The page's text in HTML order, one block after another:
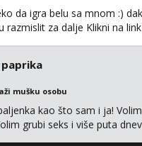
da igra belu sa mnom :)
razmislit za dalje Klikni na
paprika
mušku osobu
kao što sam i ja!
grubi seks i više puta